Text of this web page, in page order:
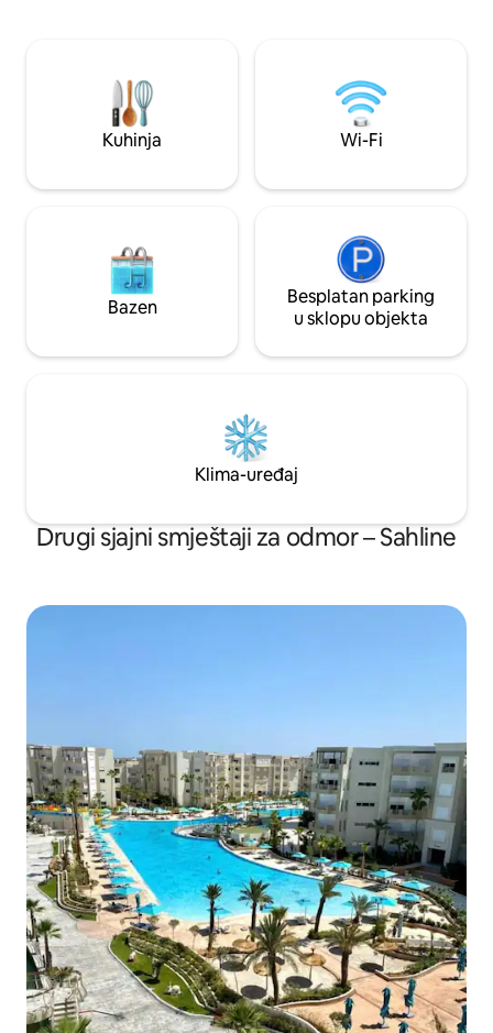
Prikladno za 4 gosta Privatno parkirališno
mjesto dostupno je besplatno.
Kuhinja Wi-Fi
Bazen
Besplatan parking
u sklopu objekta
Klima-uređaj
Drugi sjajni smještaji za odmor – Sahline